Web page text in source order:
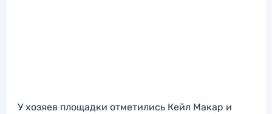
У хозяев площадки отметились Кейл Макар и